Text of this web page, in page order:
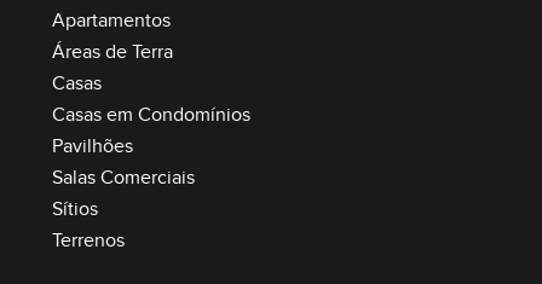
Apartamentos
Áreas de Terra
Casas
Casas em Condomínios
Pavilhões
Salas Comerciais
Sítios
Terrenos